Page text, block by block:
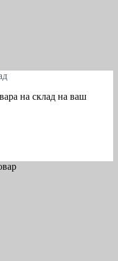
на склад на ваш